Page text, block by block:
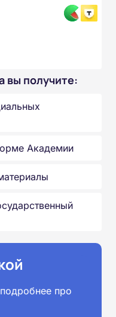
вы получите:
Академии
про